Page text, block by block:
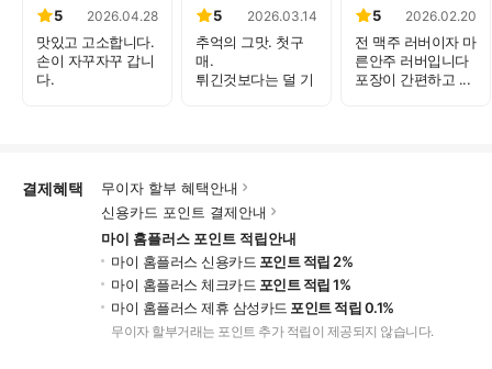
5 2026.04.28
맛있고 고소합니다.
손이 자꾸자꾸 갑니
다.
5 2026.03.14
추억의 그맛. 첫구
매.
튀긴것보다는 덜 기
5 2026.02.20
전 맥주 러버이자 마
른안주 러버입니다
포장이 간편하고 ...
결제혜택
무이자 할부 혜택안내
신용카드 포인트 결제안내
마이 홈플러스 포인트 적립안내
마이 홈플러스 신용카드 포인트 적립 2%
마이 홈플러스 체크카드 포인트 적립 1%
마이 홈플러스 제휴 삼성카드 포인트 적립 0.1%
무이자 할부거래는 포인트 추가 적립이 제공되지 않습니다.